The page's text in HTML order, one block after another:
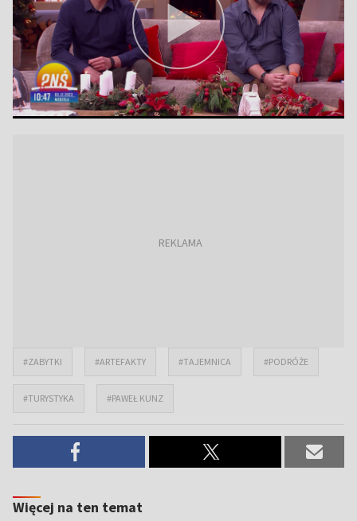
#ZABYTKI #ARTEFAKTY #TAJEMNICA #PODRÓŻE
#TURYSTYKA #PAWEŁ KUNZ
Więcej na ten temat